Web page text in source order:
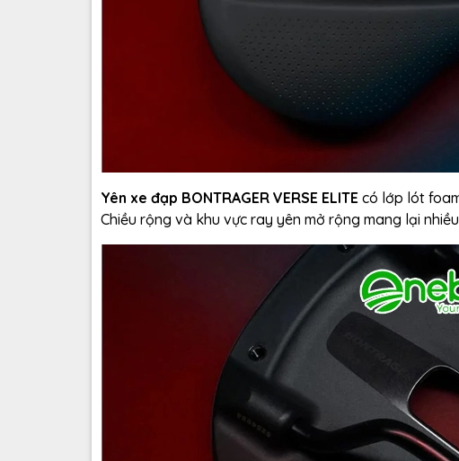
Yên xe đạp BONTRAGER VERSE ELITE có lớp lót
Chiều rộng và khu vực ray yên mở rộng mang lại